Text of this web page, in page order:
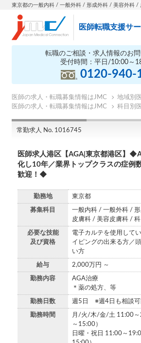
東京都の一般内科 / 一般外科 / 形成外科 / 美容外科
医師転職支援サ
転職のご相談・求人情報のお
受付時間：平日/10:00～
0120-940-
医師の求人・転職募集情報はJMC 地域別
医師の求人・転職募集情報はJMC
科目別
常勤求人 No. 1016745
医師求人港区【AGA|東京都港区】
化し10年／業界トップクラスの症例
歓迎！◆
勤務地 東京都
募集科目
一般内科 / 一般外科 /
皮膚科 / 美容皮膚科 /
必要な技能
及び資格
電子カルテを使用して
イピングの出来る方／
い方
給与 2,000万円 ～
勤務内容
AGA治療
＊薬の処方、等
勤務日数 週5日 ※週4日も相談可
勤務時間
月/火/木/金/土 11:00
～15:00）
日曜・祝日 11:00～